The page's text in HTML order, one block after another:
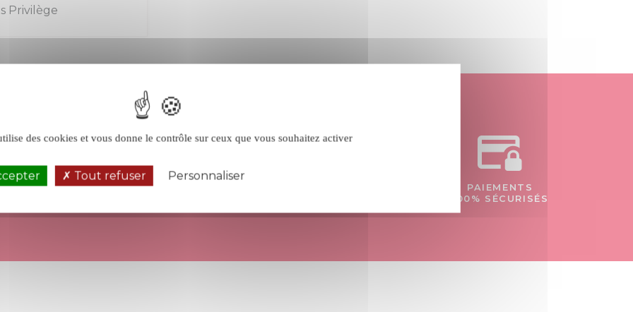
UNE ÉQUIPE
PAIEMENTS
100% SÉCURISÉS
des cookies et vous donne le contrôle sur ceux que vous souhaitez activer
Tout refuser Personnaliser